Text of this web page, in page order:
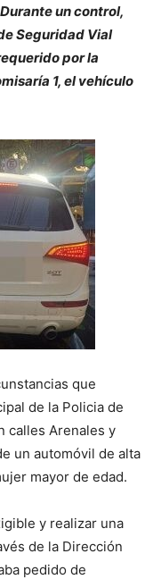
un control,
Seguridad Vial
por la
1, el vehículo
que
de la Policia de
calles Arenales y
un automóvil de alta
mayor de edad.
y realizar una
de la Dirección
pedido de